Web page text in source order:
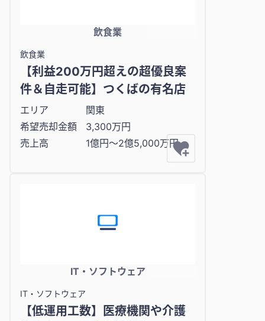
飲食業
飲食業
【利益200万円超えの超優良案
件＆自走可能】つくばの有名店
エリア
関東
希望売却金額
3,300万円
売上高
1億円〜2億5,000万円
IT・ソフトウェア
IT・ソフトウェア
【低運用工数】医療機関や介護